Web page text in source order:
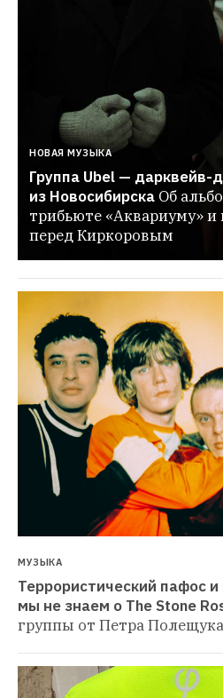
НОВАЯ МУЗЫКА
Группа Ubel — дарквейв-
из Новосибирска Об
трибьюте «Аквариуму»
перед Киркоровым
МУЗЫКА
Террористический пафос
мы не знаем о The Stone
группы от Петра